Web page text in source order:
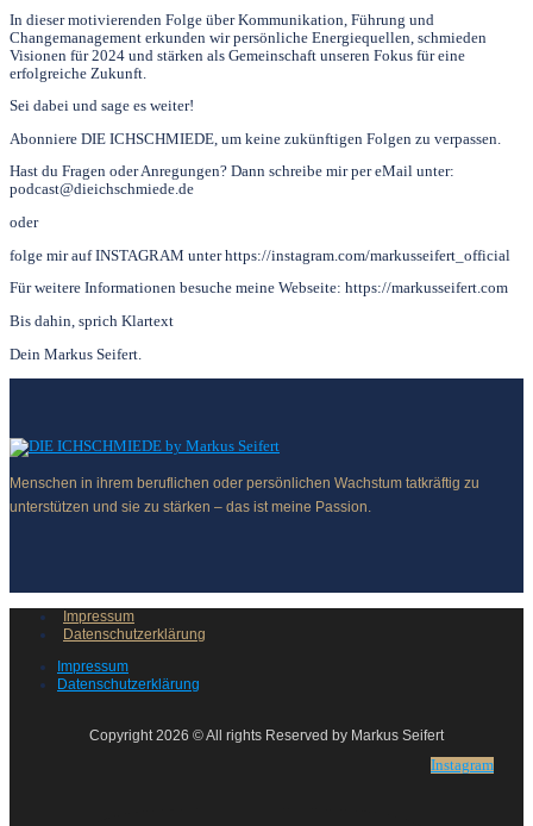
In dieser motivierenden Folge über Kommunikation, Führung und
Changemanagement erkunden wir persönliche Energiequellen, schmieden
Visionen für 2024 und stärken als Gemeinschaft unseren Fokus für eine
erfolgreiche Zukunft.
Sei dabei und sage es weiter!
Abonniere DIE ICHSCHMIEDE, um keine zukünftigen Folgen zu verpassen.
Hast du Fragen oder Anregungen? Dann schreibe mir per eMail unter:
podcast@dieichschmiede.de
oder
folge mir auf INSTAGRAM unter https://instagram.com/markusseifert_official
Für weitere Informationen besuche meine Webseite: https://markusseifert.com
Bis dahin, sprich Klartext
Dein Markus Seifert.
Menschen in ihrem beruflichen oder persönlichen Wachstum tatkräftig zu
unterstützen und sie zu stärken – das ist meine Passion.
Impressum
Datenschutzerklärung
Impressum
Datenschutzerklärung
Copyright 2026 © All rights Reserved by Markus Seifert
Instagram